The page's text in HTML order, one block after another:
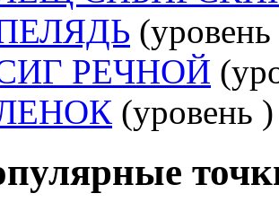
РЕЧНОЙ
(уровень )